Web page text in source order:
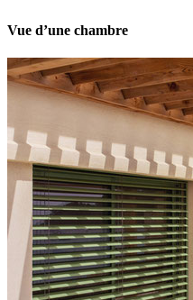
Vue d’une chambre